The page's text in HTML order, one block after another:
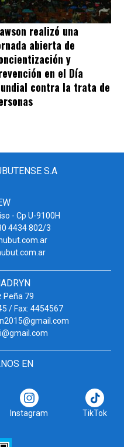
realizó una
abierta de
y
en el Día
contra la trata de
S.A
- Cp U-9100H
4434 802/3
Peña 79
/ Fax: 4454567
EN
Instagram TikTok